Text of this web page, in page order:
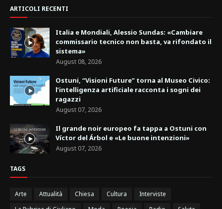
ARTICOLI RECENTI
Italia e Mondiali, Alessio Sundas: «Cambiare
commissario tecnico non basta, va rifondato il
sistema»
August 08, 2026
Ostuni, “Visioni Future” torna al Museo Civico:
l’intelligenza artificiale racconta i sogni dei
ragazzi
August 07, 2026
Il grande noir europeo fa tappa a Ostuni con
Víctor del Árbol e «Le buone intenzioni»
August 07, 2026
TAGS
Arte Attualità Chiesa Cultura
Interviste